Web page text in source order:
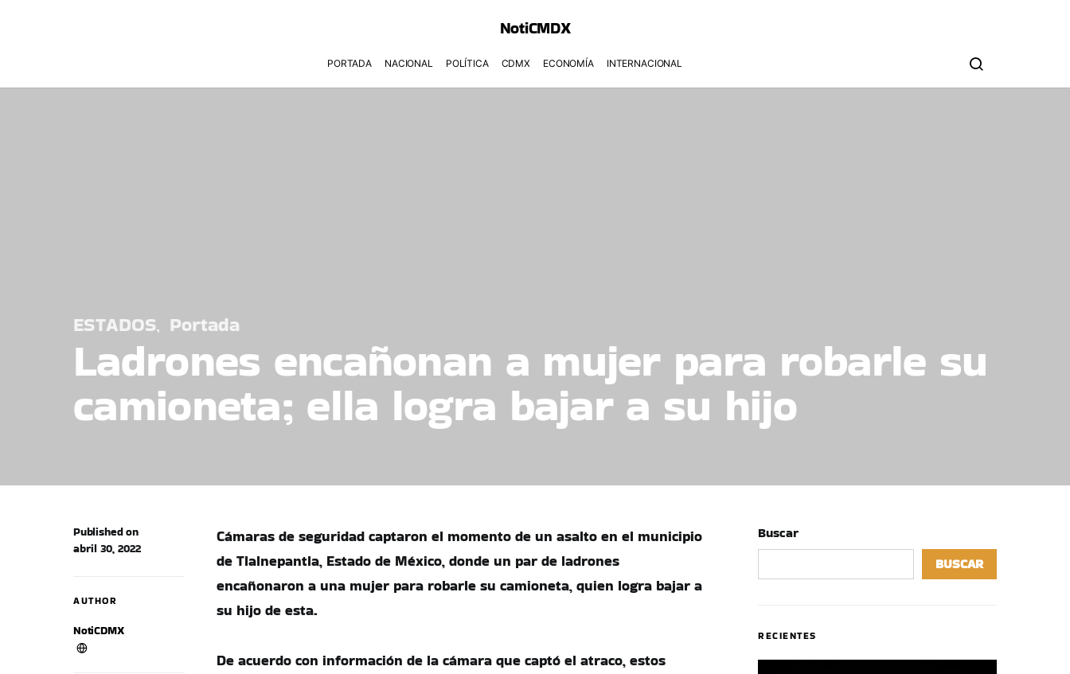
NotiCMDX
PORTADA NACIONAL POLÍTICA CDMX ECONOMÍA INTERNACIONAL
ESTADOS Portada
Ladrones encañonan a mujer para robarle su
camioneta; ella logra bajar a su hijo
Published on
abril 30, 2022
AUTHOR
NotiCDMX
Cámaras de seguridad captaron el momento de un asalto en el municipio
de Tlalnepantla, Estado de México, donde un par de ladrones
encañonaron a una mujer para robarle su camioneta, quien logra bajar a
su hijo de esta.
De acuerdo con información de la cámara que captó el atraco, estos
Buscar
BUSCAR
RECIENTES